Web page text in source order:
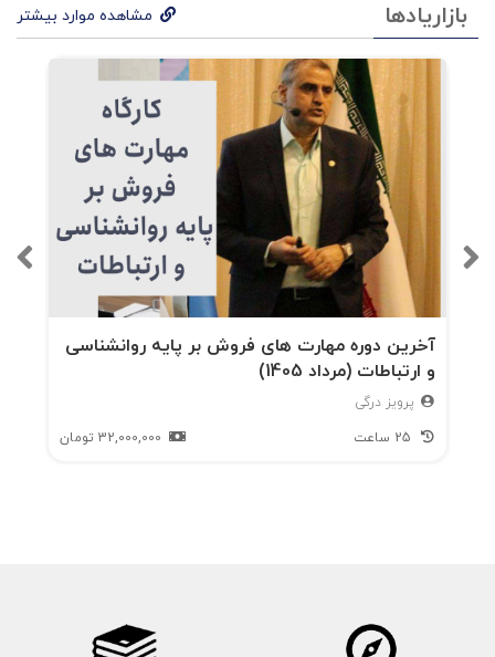
بازاریادها مشاهده موارد بیشتر
آخرین دوره مهارت های فروش بر پایه روانشناسی
و ارتباطات (مرداد 1405)
پرویز درگی
32,000,000 تومان